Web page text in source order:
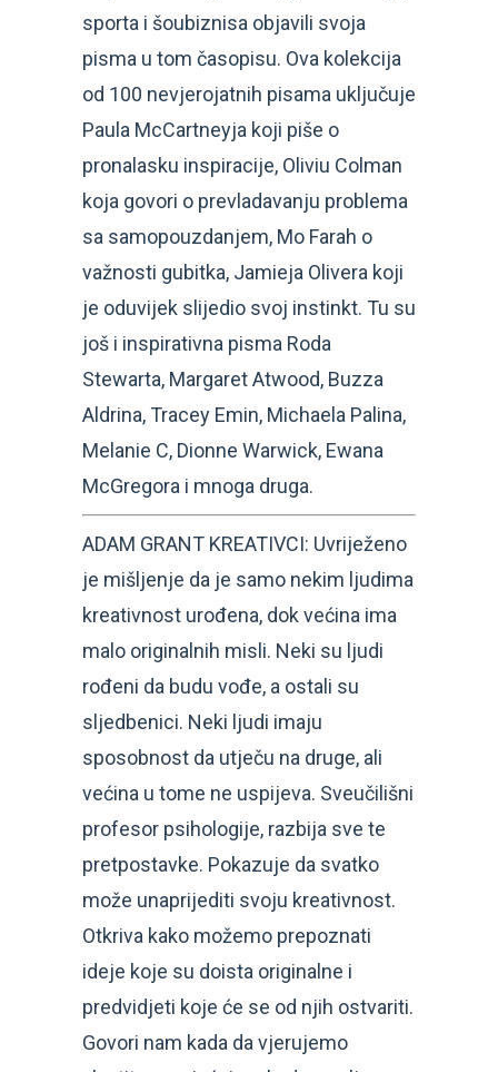
sporta i šoubiznisa objavili svoja
pisma u tom časopisu. Ova kolekcija
od 100 nevjerojatnih pisama uključuje
Paula McCartneyja koji piše o
pronalasku inspiracije, Oliviu Colman
koja govori o prevladavanju problema
sa samopouzdanjem, Mo Farah o
važnosti gubitka, Jamieja Olivera koji
je oduvijek slijedio svoj instinkt. Tu su
još i inspirativna pisma Roda
Stewarta, Margaret Atwood, Buzza
Aldrina, Tracey Emin, Michaela Palina,
Melanie C, Dionne Warwick, Ewana
McGregora i mnoga druga.
ADAM GRANT KREATIVCI: Uvriježeno
je mišljenje da je samo nekim ljudima
kreativnost urođena, dok većina ima
malo originalnih misli. Neki su ljudi
rođeni da budu vođe, a ostali su
sljedbenici. Neki ljudi imaju
sposobnost da utječu na druge, ali
većina u tome ne uspijeva. Sveučilišni
profesor psihologije, razbija sve te
pretpostavke. Pokazuje da svatko
može unaprijediti svoju kreativnost.
Otkriva kako možemo prepoznati
ideje koje su doista originalne i
predvidjeti koje će se od njih ostvariti.
Govori nam kada da vjerujemo